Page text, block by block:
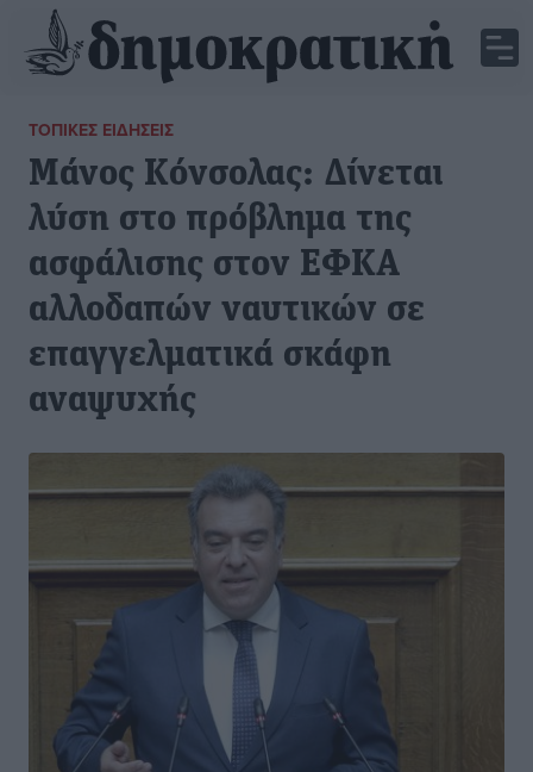
ΤΟΠΙΚΈΣ ΕΙΔΉΣΕΙΣ
Μάνος Κόνσολας: Δίνεται
λύση στο πρόβλημα της
ασφάλισης στον ΕΦΚΑ
αλλοδαπών ναυτικών σε
επαγγελματικά σκάφη
αναψυχής